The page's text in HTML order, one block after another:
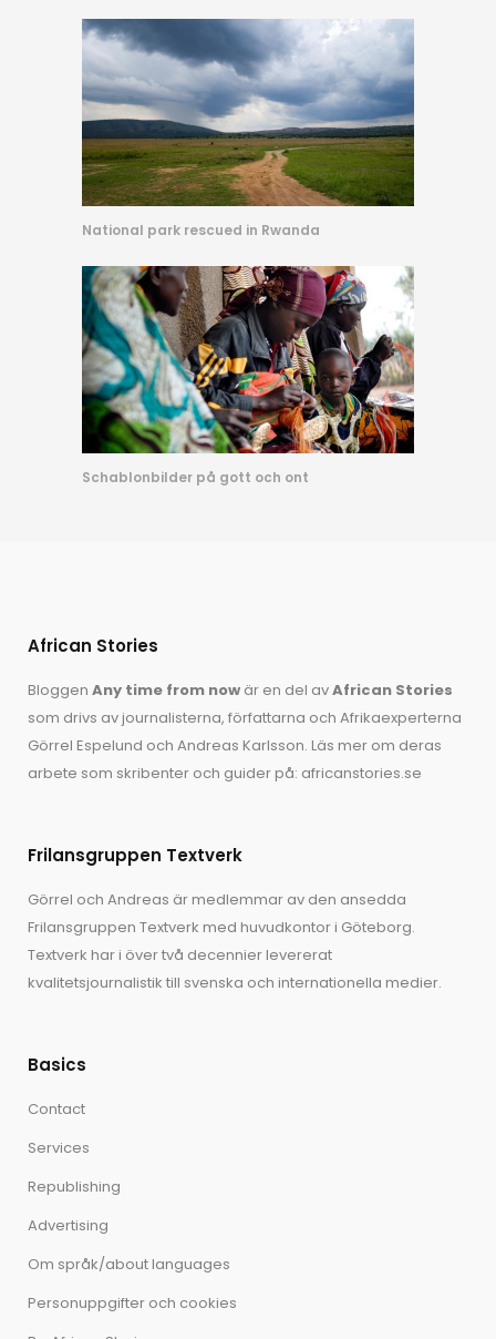
National park rescued in Rwanda
Schablonbilder på gott och ont
African Stories
Bloggen Any time from now är en del avAfrican Stories
som drivs av journalisterna, författarna och Afrikaexperterna
Görrel Espelund och Andreas Karlsson. Läs mer om deras
arbete som skribenter och guider på: africanstories.se
Frilansgruppen Textverk
Görrel och Andreas är medlemmar av den ansedda
Frilansgruppen Textverk med huvudkontor i Göteborg.
Textverk har i över två decennier levererat
kvalitetsjournalistik till svenska och internationella medier.
Basics
Contact
Services
Republishing
Advertising
Om språk/about languages
Personuppgifter och cookies